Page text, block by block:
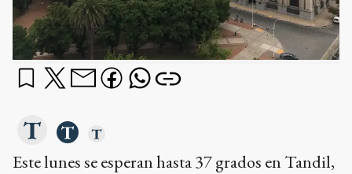
Este lunes se esperan hasta 37 grados en Tandil,